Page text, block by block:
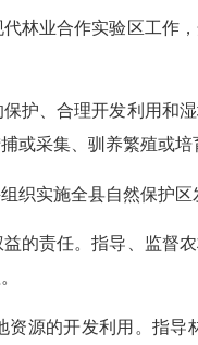
林业合作实验区工
护、合理开发利用
或采集、驯养繁殖或
织实施全县自然保护
的责任。指导、监
资源的开发利用。指